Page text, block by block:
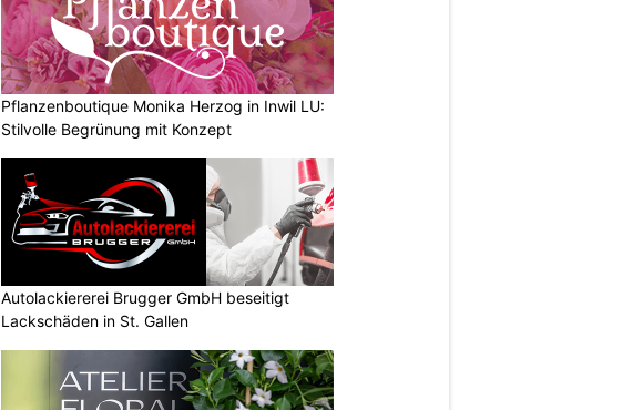
Pflanzenboutique Monika Herzog in Inwil LU:
Stilvolle Begrünung mit Konzept
Autolackiererei Brugger GmbH beseitigt
Lackschäden in St. Gallen